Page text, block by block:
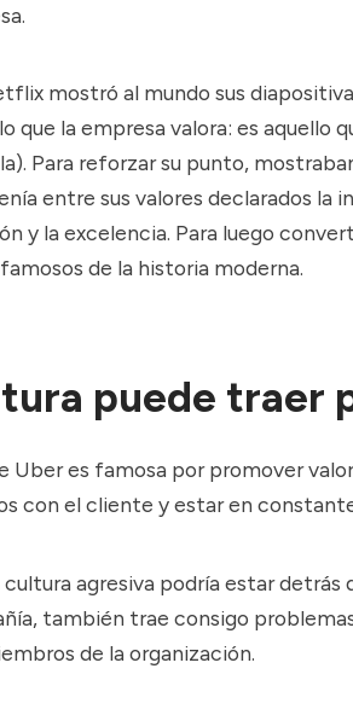
mostró al mundo sus
que la empresa valora: es aquello
Para reforzar su punto,
entre sus valores declarados la
y la excelencia. Para luego
de la historia moderna.
puede traer
Uber es famosa por promover
con el cliente y estar en
cultura agresiva podría estar
también trae consigo
de la organización.